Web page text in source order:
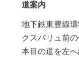
道案内
地下鉄東豊線
クスバリュ前
本目の道を左